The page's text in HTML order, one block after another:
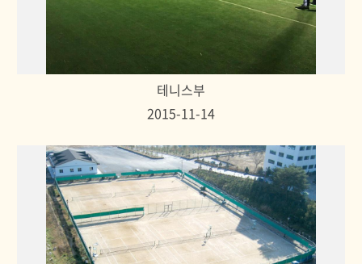
테니스부
2015-11-14